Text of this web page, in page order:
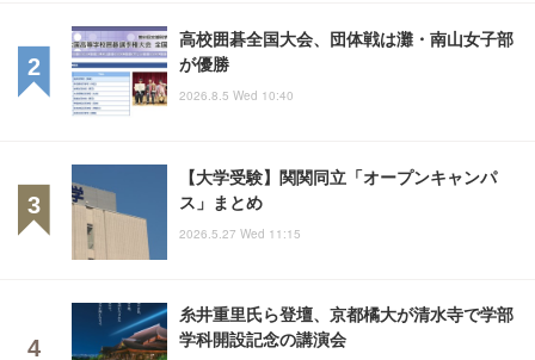
高校囲碁全国大会、団体戦は灘・南山女子部
が優勝
2026.8.5 Wed 10:40
【大学受験】関関同立「オープンキャンパ
ス」まとめ
2026.5.27 Wed 11:15
糸井重里氏ら登壇、京都橘大が清水寺で学部
学科開設記念の講演会